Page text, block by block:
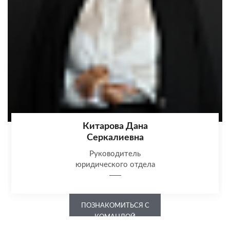
Китарова Дана
Серкалиевна
Руководитель
юридического отдела
ПОЗНАКОМИТЬСЯ С
КОМАНДОЙ